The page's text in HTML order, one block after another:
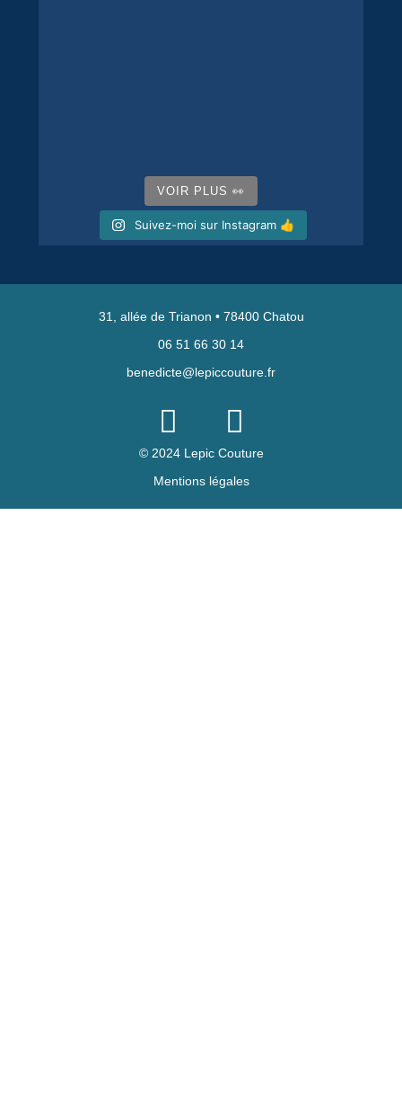
VOIR PLUS 👀
Suivez-moi sur Instagram 👍
31, allée de Trianon • 78400 Chatou
06 51 66 30 14
benedicte@lepiccouture.fr
© 2024 Lepic Couture
Mentions légales